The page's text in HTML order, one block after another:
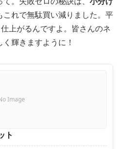
これで無駄買い減りました。平
仕上がるんですよ。皆さんのネ
輝きますように！
Image
ト